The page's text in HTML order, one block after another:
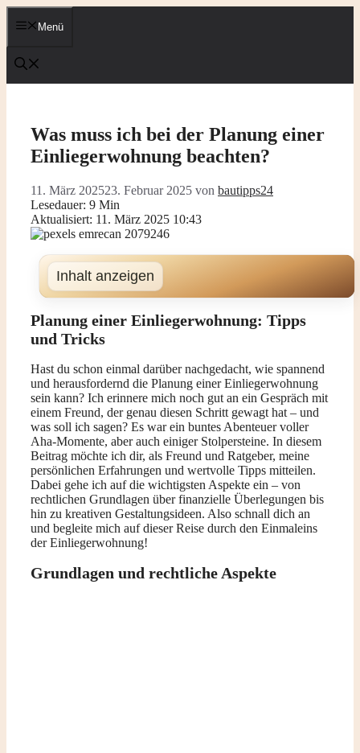
Zum
Inhalt Menü
Was muss ich bei der Planung einer
Einliegerwohnung beachten?
11. März 202523. Februar 2025 von bautipps24
Lesedauer: 9 Min
Aktualisiert: 11. März 2025 10:43
Inhalt anzeigen
Planung einer Einliegerwohnung: Tipps
und Tricks
Hast du schon einmal darüber nachgedacht, wie spannend
und herausfordernd die Planung einer Einliegerwohnung
sein kann? Ich erinnere mich noch gut an ein Gespräch mit
einem Freund, der genau diesen Schritt gewagt hat – und
was soll ich sagen? Es war ein buntes Abenteuer voller
Aha-Momente, aber auch einiger Stolpersteine. In diesem
Beitrag möchte ich dir, als Freund und Ratgeber, meine
persönlichen Erfahrungen und wertvolle Tipps mitteilen.
Dabei gehe ich auf die wichtigsten Aspekte ein – von
rechtlichen Grundlagen über finanzielle Überlegungen bis
hin zu kreativen Gestaltungsideen. Also schnall dich an
und begleite mich auf dieser Reise durch den Einmaleins
der Einliegerwohnung!
Grundlagen und rechtliche Aspekte